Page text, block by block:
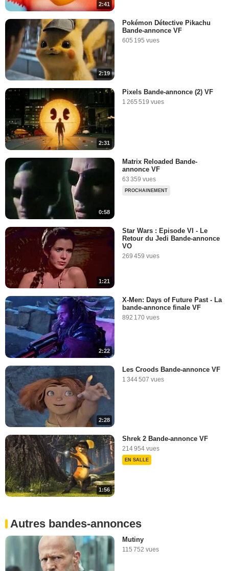
2:41
2:19
Pokémon Détective Pikachu
Bande-annonce VF
605 195 vues
2:31
Pixels Bande-annonce (2) VF
1 265 519 vues
0:58
Matrix Reloaded Bande-
annonce VF
63 359 vues
PROCHAINEMENT
1:21
Star Wars : Episode VI - Le
Retour du Jedi Bande-annonce
VO
269 459 vues
2:22
X-Men: Days of Future Past - La
bande-annonce finale VF
892 170 vues
2:28
Les Croods Bande-annonce VF
1 344 507 vues
1:56
Shrek 2 Bande-annonce VF
214 954 vues
EN SALLE
Autres bandes-annonces
Mutiny
115 752 vues